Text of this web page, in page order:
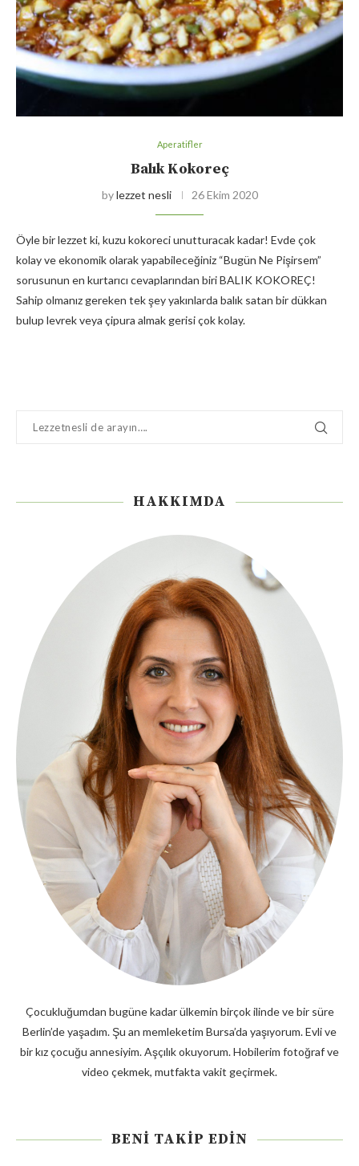
Aperatifler
Balık Kokoreç
bylezzet nesli 26 Ekim 2020
Öyle bir lezzet ki, kuzu kokoreci unutturacak kadar! Evde çok
kolay ve ekonomik olarak yapabileceğiniz “Bugün Ne Pişirsem”
sorusunun en kurtarıcı cevaplarından biri BALIK KOKOREÇ!
Sahip olmanız gereken tek şey yakınlarda balık satan bir dükkan
bulup levrek veya çipura almak gerisi çok kolay.
HAKKIMDA
Çocukluğumdan bugüne kadar ülkemin birçok ilinde ve bir süre
Berlin’de yaşadım. Şu an memleketim Bursa’da yaşıyorum. Evli ve
bir kız çocuğu annesiyim. Aşçılık okuyorum. Hobilerim fotoğraf ve
video çekmek, mutfakta vakit geçirmek.
BENI TAKIP EDIN